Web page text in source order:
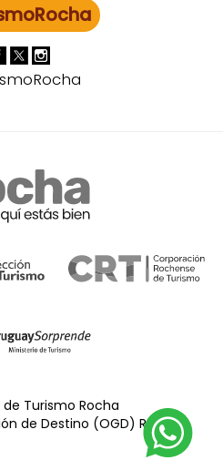
Turismo Rocha
de Destino (OGD) Rocha